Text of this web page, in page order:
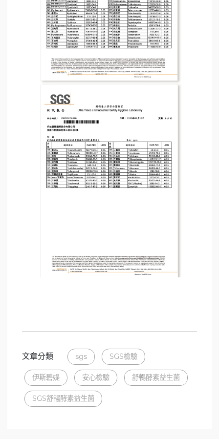
文章分類 sgs SGS檢驗
伊斯碧媞 安心檢驗 舒暢酵素益生菌
SGS舒暢酵素益生菌